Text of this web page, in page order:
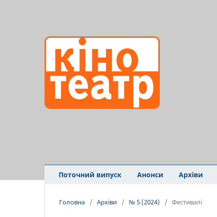
Поточний випуск Анонси Архіви
Головна / Архіви / № 5 (2024) / Фестивалі